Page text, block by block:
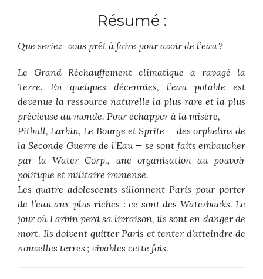
Résumé :
Que seriez-vous prêt à faire pour avoir de l’eau ?
Le Grand Réchauffement climatique a ravagé la
Terre. En quelques décennies, l’eau potable est
devenue la ressource naturelle la plus rare et la plus
précieuse au monde. Pour échapper à la misère,
Pitbull, Larbin, Le Bourge et Sprite — des orphelins de
la Seconde Guerre de l’Eau — se sont faits embaucher
par la Water Corp., une organisation au pouvoir
politique et militaire immense.
Les quatre adolescents sillonnent Paris pour porter
de l’eau aux plus riches : ce sont des Waterbacks. Le
jour où Larbin perd sa livraison, ils sont en danger de
mort. Ils doivent quitter Paris et tenter d’atteindre de
nouvelles terres ; vivables cette fois.